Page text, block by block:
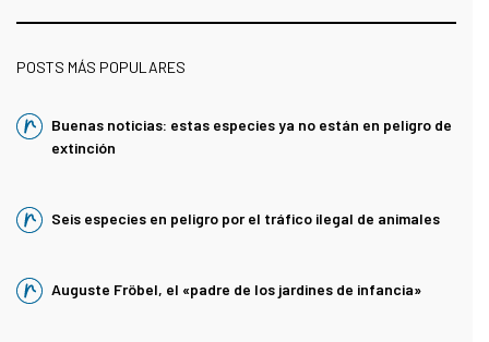
POSTS MÁS POPULARES
Buenas noticias: estas especies ya no están en peligro de
extinción
Seis especies en peligro por el tráfico ilegal de animales
Auguste Fröbel, el «padre de los jardines de infancia»